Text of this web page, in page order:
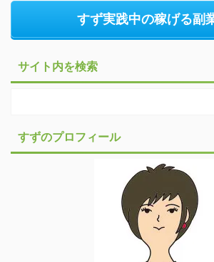
すず実践中の稼げる副
サイト内を検索
すずのプロフィール